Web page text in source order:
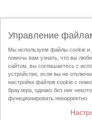
Управление
Мы используем файлы cookie и
помочь вам узнать, что вы
сайтом, вы соглашаетесь с
устройстве, если вы не
настройки файлов cookie с
браузера, однако без них
функционировать некорректно.